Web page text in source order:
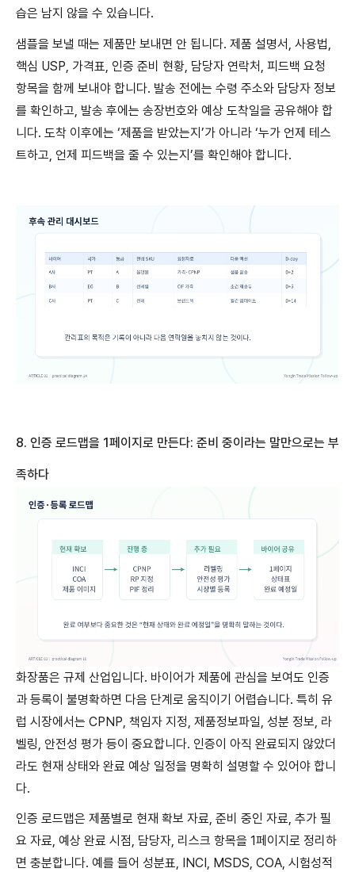
습은 남지 않을 수 있습니다.
샘플을 보낼 때는 제품만 보내면 안 됩니다. 제품 설명서, 사용법,
핵심 USP, 가격표, 인증 준비 현황, 담당자 연락처, 피드백 요청
항목을 함께 보내야 합니다. 발송 전에는 수령 주소와 담당자 정보
를 확인하고, 발송 후에는 송장번호와 예상 도착일을 공유해야 합
니다. 도착 이후에는 ‘제품을 받았는지’가 아니라 ‘누가 언제 테스
트하고, 언제 피드백을 줄 수 있는지’를 확인해야 합니다.
8. 인증 로드맵을 1페이지로 만든다: 준비 중이라는 말만으로는 부
족하다
화장품은 규제 산업입니다. 바이어가 제품에 관심을 보여도 인증
과 등록이 불명확하면 다음 단계로 움직이기 어렵습니다. 특히 유
럽 시장에서는 CPNP, 책임자 지정, 제품정보파일, 성분 정보, 라
벨링, 안전성 평가 등이 중요합니다. 인증이 아직 완료되지 않았더
라도 현재 상태와 완료 예상 일정을 명확히 설명할 수 있어야 합니
다.
인증 로드맵은 제품별로 현재 확보 자료, 준비 중인 자료, 추가 필
요 자료, 예상 완료 시점, 담당자, 리스크 항목을 1페이지로 정리하
면 충분합니다. 예를 들어 성분표, INCI, MSDS, COA, 시험성적